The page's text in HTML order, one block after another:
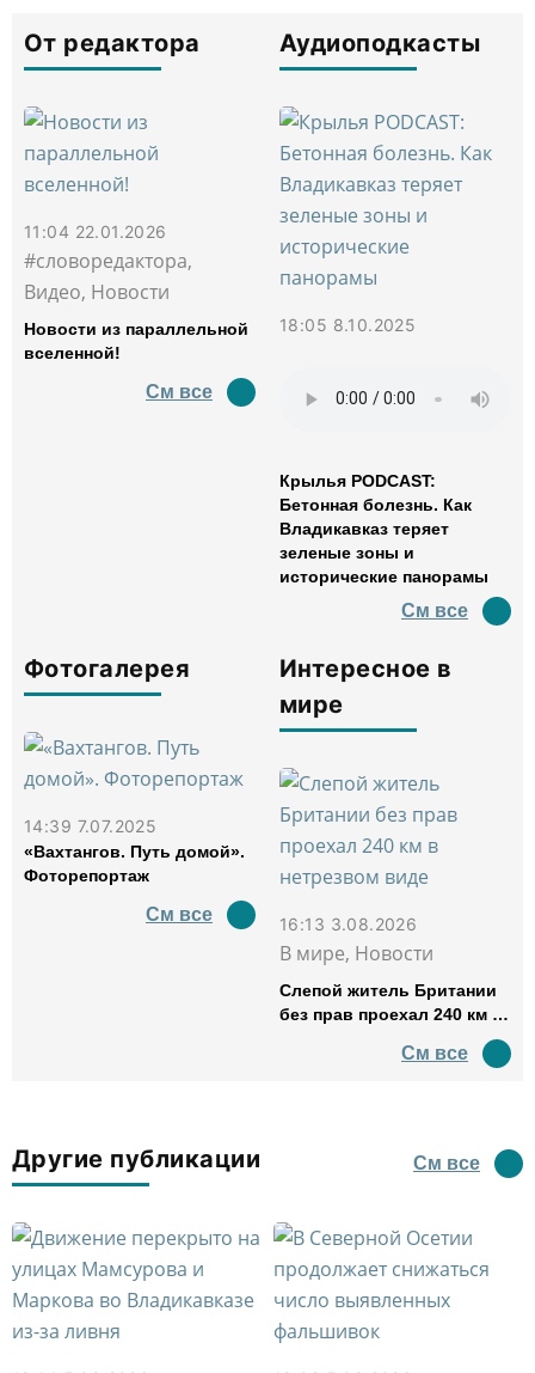
От редактора
11:04 22.01.2026
#словоредактора,
Видео, Новости
Новости из параллельной
вселенной!
См все
Аудиоподкасты
18:05 8.10.2025
Крылья PODCAST:
Бетонная болезнь. Как
Владикавказ теряет
зеленые зоны и
исторические панорамы
См все
Фотогалерея
14:39 7.07.2025
«Вахтангов. Путь домой».
Фоторепортаж
См все
Интересное в
мире
16:13 3.08.2026
В мире, Новости
Слепой житель Британии
без прав проехал 240 км в
См все
Другие публикации См все